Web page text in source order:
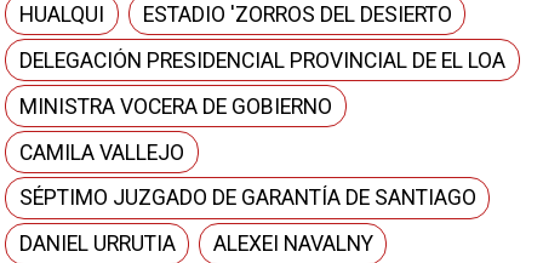
HUALQUI
ESTADIO 'ZORROS DEL DESIERTO
DELEGACIÓN PRESIDENCIAL PROVINCIAL DE EL LOA
MINISTRA VOCERA DE GOBIERNO
CAMILA VALLEJO
SÉPTIMO JUZGADO DE GARANTÍA DE SANTIAGO
DANIEL URRUTIA
ALEXEI NAVALNY